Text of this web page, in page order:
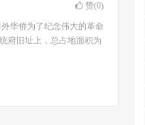
赞(0)
华侨为了纪念伟大的革命
府旧址上，总占地面积为